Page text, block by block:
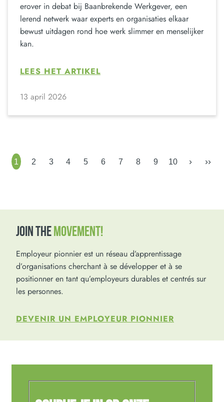
erover in debat bij Baanbrekende Werkgever, een
lerend netwerk waar experts en organisaties elkaar
bewust uitdagen rond hoe werk slimmer en menselijker
kan.
LEES HET ARTIKEL
13 april 2026
1 2 3 4 5 6 7 8 9 10 › ››
JOIN THEMOVEMENT!
Employeur pionnier est un réseau d’apprentissage
d’organisations cherchant à se développer et à se
positionner en tant qu’employeurs durables et centrés sur
les personnes.
DEVENIR UN EMPLOYEUR PIONNIER